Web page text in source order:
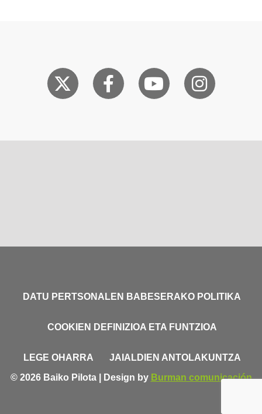
DATU PERTSONALEN BABESERAKO POLITIKA
COOKIEN DEFINIZIOA ETA FUNTZIOA
LEGE OHARRA
JAIALDIEN ANTOLAKUNTZA
© 2026 Baiko Pilota | Design by Burman comunicación